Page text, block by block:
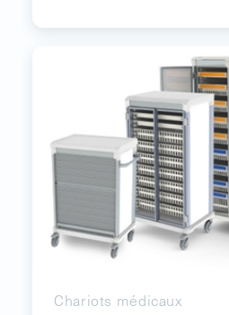
Chariots médicaux